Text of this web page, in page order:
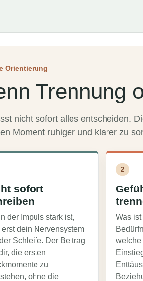
Orientierung
Trennung
nicht sofort alles entscheiden.
Moment ruhiger und klarer zu
sofort
der Impuls stark ist,
erst dein Nervensystem
Schleife. Der Beitrag
die ersten
zu
ohne die
2
Was
welche